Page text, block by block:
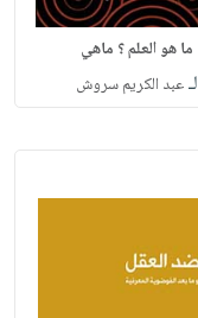
ما هو العلم ؟ ماهي
لـعبد الكريم سروش